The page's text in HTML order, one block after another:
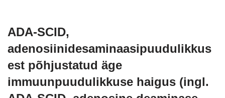
ADA-SCID,
adenosiinidesaminaasipuudulikkus
est põhjustatud äge
immuunpuudulikkuse haigus (ingl.